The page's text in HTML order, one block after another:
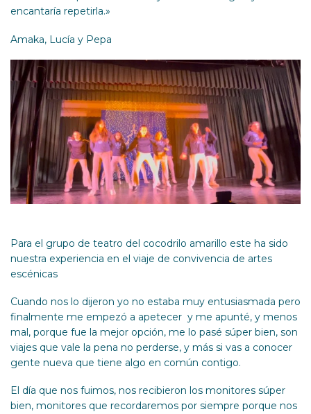
encantaría repetirla.»
Amaka, Lucía y Pepa
Para el grupo de teatro del cocodrilo amarillo este ha sido
nuestra experiencia en el viaje de convivencia de artes
escénicas
Cuando nos lo dijeron yo no estaba muy entusiasmada pero
finalmente me empezó a apetecer y me apunté, y menos
mal, porque fue la mejor opción, me lo pasé súper bien, son
viajes que vale la pena no perderse, y más si vas a conocer
gente nueva que tiene algo en común contigo.
El día que nos fuimos, nos recibieron los monitores súper
bien, monitores que recordaremos por siempre porque nos